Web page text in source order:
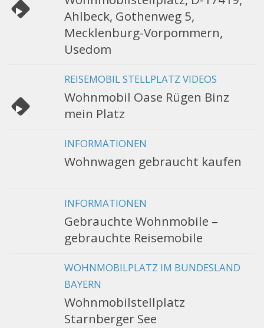
Ahlbeck, Gothenweg 5,
Mecklenburg-Vorpommern,
Usedom
REISEMOBIL STELLPLATZ VIDEOS
Wohnmobil Oase Rügen Binz
mein Platz
INFORMATIONEN
Wohnwagen gebraucht kaufen
INFORMATIONEN
Gebrauchte Wohnmobile –
gebrauchte Reisemobile
WOHNMOBILPLATZ IM BUNDESLAND
BAYERN
Wohnmobilstellplatz
Starnberger See